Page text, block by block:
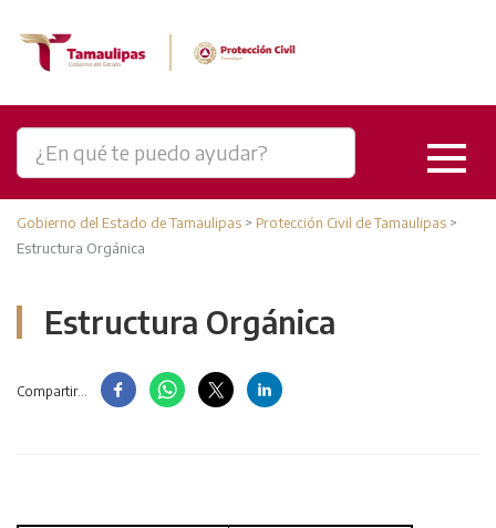
Gobierno del Estado de Tamaulipas > Protección Civil de Tamaulipas >
Estructura Orgánica
Estructura Orgánica
Compartir...